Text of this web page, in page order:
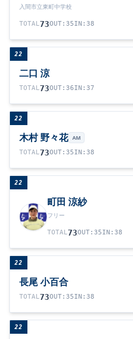
入間市立東町中学校
TOTAL73OUT: 35IN : 38
22
二口 涼
TOTAL73OUT: 36IN : 37
22
木村 野々花 AM
TOTAL73OUT: 35IN : 38
22
町田 涼紗
フリー
TOTAL73OUT: 35IN : 38
22
長尾 小百合
TOTAL73OUT: 35IN : 38
22